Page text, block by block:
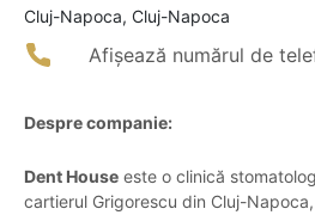
Cluj-Napoca, Cluj-Napoca
Afișează numărul de
Despre companie:
Dent House este o clinică
cartierul Grigorescu din Cluj-